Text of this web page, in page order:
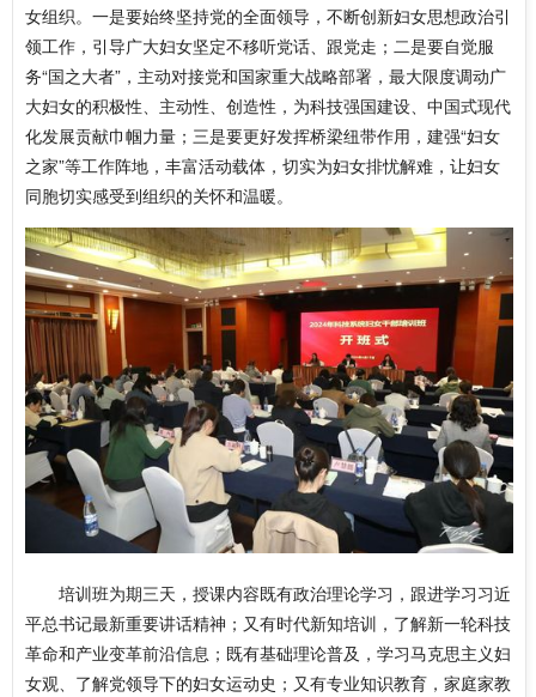
女组织。一是要始终坚持党的全面领导，不断创新妇女思想政治引
领工作，引导广大妇女坚定不移听党话、跟党走；二是要自觉服
务“国之大者”，主动对接党和国家重大战略部署，最大限度调动广
大妇女的积极性、主动性、创造性，为科技强国建设、中国式现代
化发展贡献巾帼力量；三是要更好发挥桥梁纽带作用，建强“妇女
之家”等工作阵地，丰富活动载体，切实为妇女排忧解难，让妇女
同胞切实感受到组织的关怀和温暖。
培训班为期三天，授课内容既有政治理论学习，跟进学习习近
平总书记最新重要讲话精神；又有时代新知培训，了解新一轮科技
革命和产业变革前沿信息；既有基础理论普及，学习马克思主义妇
女观、了解党领导下的妇女运动史；又有专业知识教育，家庭家教